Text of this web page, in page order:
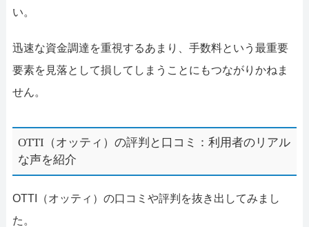
い。
迅速な資金調達を重視するあまり、手数料という最重要
要素を見落として損してしまうことにもつながりかねま
せん。
OTTI（オッティ）の評判と口コミ：利用者のリアル
な声を紹介
OTTI（オッティ）の口コミや評判を抜き出してみまし
た。